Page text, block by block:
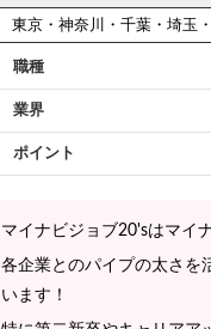
東京・神奈川・千葉・埼玉
職種
業界
ポイント
マイナビジョブ20'sはマイ
各企業とのパイプの太さを
います！